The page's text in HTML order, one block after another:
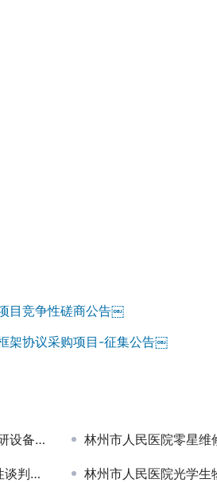
目竞争性磋商公告￼
架协议采购项目-征集公告￼
标公告 林州市人民医院零星维修
告￼ 林州市人民医院光学生